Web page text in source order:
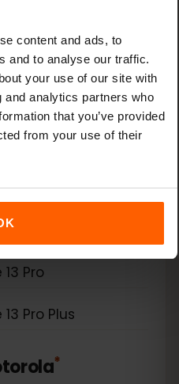
content and ads, to
and to analyse our traffic.
your use of our site with
analytics partners who
that you’ve provided
from your use of their
Pro 5G
Pro
Pro Plus
*